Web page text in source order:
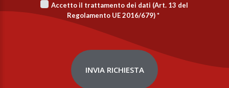
Accetto il trattamento dei dati (Art. 13 del
Regolamento UE 2016/679)*
INVIA RICHIESTA